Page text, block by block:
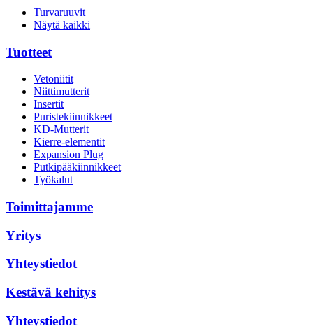
Turvaruuvit
Näytä kaikki
Tuotteet
Vetoniitit
Niittimutterit
Insertit
Puristekiinnikkeet
KD-Mutterit
Kierre-elementit
Expansion Plug
Putkipääkiinnikkeet
Työkalut
Toimittajamme
Yritys
Yhteystiedot
Kestävä kehitys
Yhteystiedot